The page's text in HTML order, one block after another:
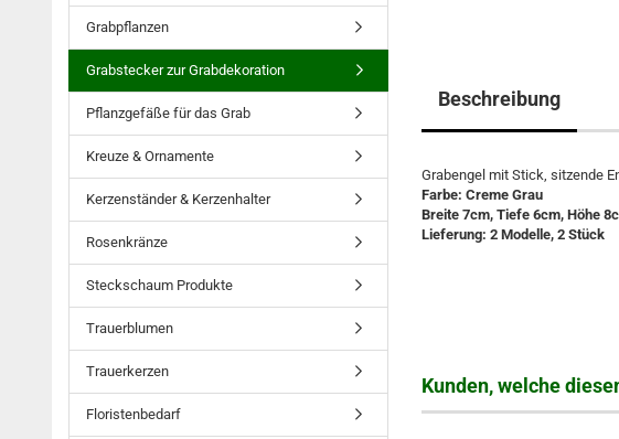
Beschreibung
Grabengel mit Stick, sitzende
Farbe: Creme Grau
Breite 7cm, Tiefe 6cm, Höhe
Lieferung: 2 Modelle, 2 Stück
Kunden, welche
Grabpflanzen
Grabstecker zur Grabdekoration
Pflanzgefäße für das Grab
Kreuze & Ornamente
Kerzenständer & Kerzenhalter
Rosenkränze
Steckschaum Produkte
Trauerblumen
Trauerkerzen
Floristenbedarf